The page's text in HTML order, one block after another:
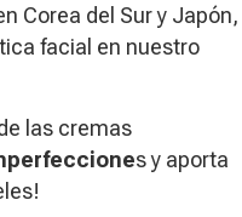
Corea del Sur y Japón,
facial en nuestro
las cremas
s y aporta